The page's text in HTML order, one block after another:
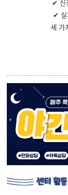
✔ 신
✔ 실
세 가